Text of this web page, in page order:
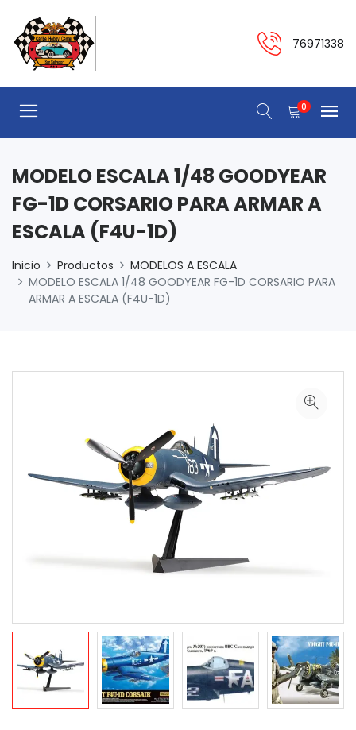
76971338
0
MODELO ESCALA 1/48 GOODYEAR
FG-1D CORSARIO PARA ARMAR A
ESCALA (F4U-1D)
Inicio Productos
MODELOS A ESCALA
MODELO ESCALA 1/48 GOODYEAR FG-1D CORSARIO PARA
ARMAR A ESCALA (F4U-1D)